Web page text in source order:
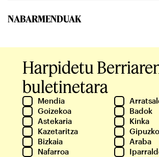
NABARMENDUAK
Harpidetu
buletinetara
Mendia
Goizekoa
Badok
Astekaria
Kinka
Kazetaritza
Bizkaia
Araba
Nafarroa